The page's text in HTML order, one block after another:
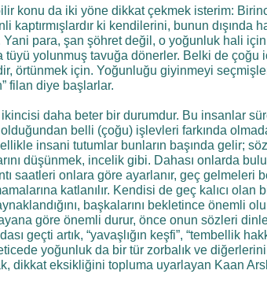
konu da iki yöne dikkat çekmek isterim:
kaptırmışlardır ki kendilerini, bunun dışında
Yani para, şan şöhret değil, o yoğunluk hali
tüyü yolunmuş tavuğa dönerler. Belki de çoğu
örtünmek için. Yoğunluğu giyinmeyi
filan diye başlarlar.
ikincisi daha beter bir durumdur. Bu insanlar
belli (çoğu) işlevleri farkında
insani tutumlar bunların başında gelir;
düşünmek, incelik gibi. Dahası onlarda
saatleri onlara göre ayarlanır, geç gelmeleri
katlanılır. Kendisi de geç kalıcı olan
başkalarını bekletince önemli
göre önemli durur, önce onun sözleri
geçti artık, “yavaşlığın keşfi”, “tembellik
yoğunluk da bir tür zorbalık ve
dikkat eksikliğini topluma uyarlayan Kaan